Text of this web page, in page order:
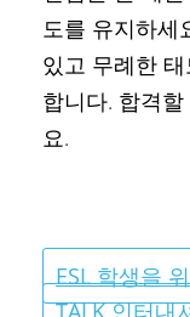
도를 유지하세
있고 무례한
합니다. 합격
요.
ESL 학생을